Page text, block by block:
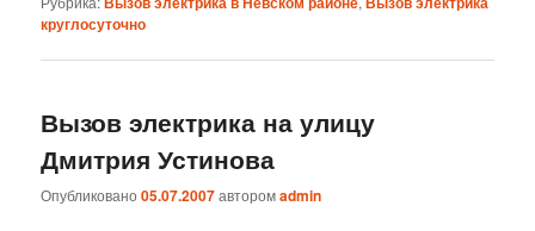
круглосуточно
Вызов электрика на улицу
Дмитрия Устинова
Опубликовано05.07.2007авторомadmin